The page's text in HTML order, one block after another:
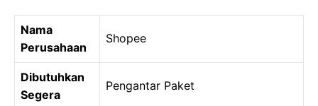
Nama
Perusahaan
Shopee
Dibutuhkan
Segera
Pengantar Paket